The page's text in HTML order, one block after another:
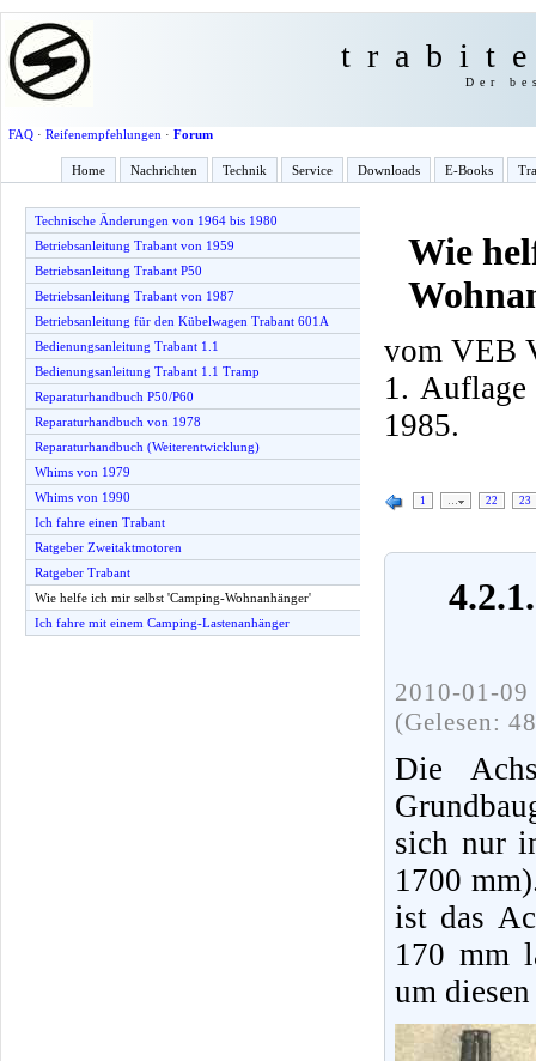
Der
FAQ· Reifenempfehlungen · Forum
Home Nachrichten Technik Service Downloads E-Books
Technische Änderungen von 1964 bis 1980
Betriebsanleitung Trabant von 1959
Betriebsanleitung Trabant P50
Betriebsanleitung Trabant von 1987
Betriebsanleitung für den Kübelwagen Trabant 601A
Bedienungsanleitung Trabant 1.1
Bedienungsanleitung Trabant 1.1 Tramp
Reparaturhandbuch P50/P60
Reparaturhandbuch von 1978
Reparaturhandbuch (Weiterentwicklung)
Whims von 1979
Whims von 1990
Ich fahre einen Trabant
Ratgeber Zweitaktmotoren
Ratgeber Trabant
Wie helfe ich mir selbst 'Camping-Wohnanhänger'
Ich fahre mit einem Camping-Lastenanhänger
Wie
vom VEB
1.
1985.
1 22 23
2010-01-
(Gelesen:
Die
sich nur
1700
ist das
170 mm
um